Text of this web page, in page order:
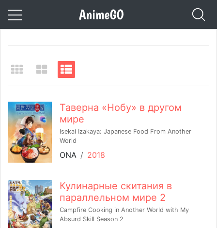
Таверна «Нобу» в другом
мире
Isekai Izakaya: Japanese Food From Another
World
ONA / 2018
Кулинарные скитания в
параллельном мире 2
Campfire Cooking in Another World with My
Absurd Skill Season 2